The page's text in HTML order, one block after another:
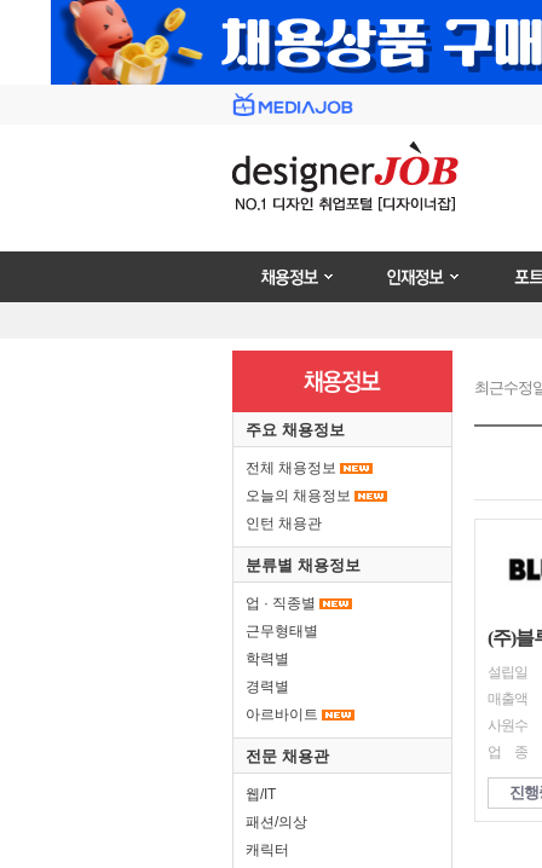
주요 채용정보
전체 채용정보
오늘의 채용정보
인턴 채용관
분류별 채용정보
업 · 직종별
근무형태별
학력별
경력별
아르바이트
전문 채용관
웹/IT
패션/의상
캐릭터
최근수정
(주)블
설립일
매출액
사원수
업 종
진행